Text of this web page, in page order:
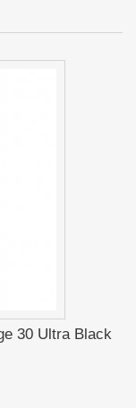
30 Ultra Black